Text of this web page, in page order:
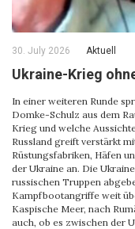
30. July 2026 Aktuell
Ukraine-Krieg
In einer weiteren Runde
Domke-Schulz aus dem
Krieg und welche
Russland greift verstärkt
Rüstungsfabriken, Häfen
der Ukraine an. Die
russischen Truppen
Kampfbootangriffe weit
Kaspische Meer, nach
auch, ob es zwischen der